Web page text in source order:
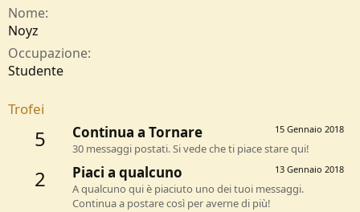
Nome
Noyz
Occupazione
Studente
Trofei
5 15 Gennaio 2018
Continua a Tornare
30 messaggi postati. Si vede che ti piace stare qui!
2 13 Gennaio 2018
Piaci a qualcuno
A qualcuno qui è piaciuto uno dei tuoi messaggi.
Continua a postare così per averne di più!